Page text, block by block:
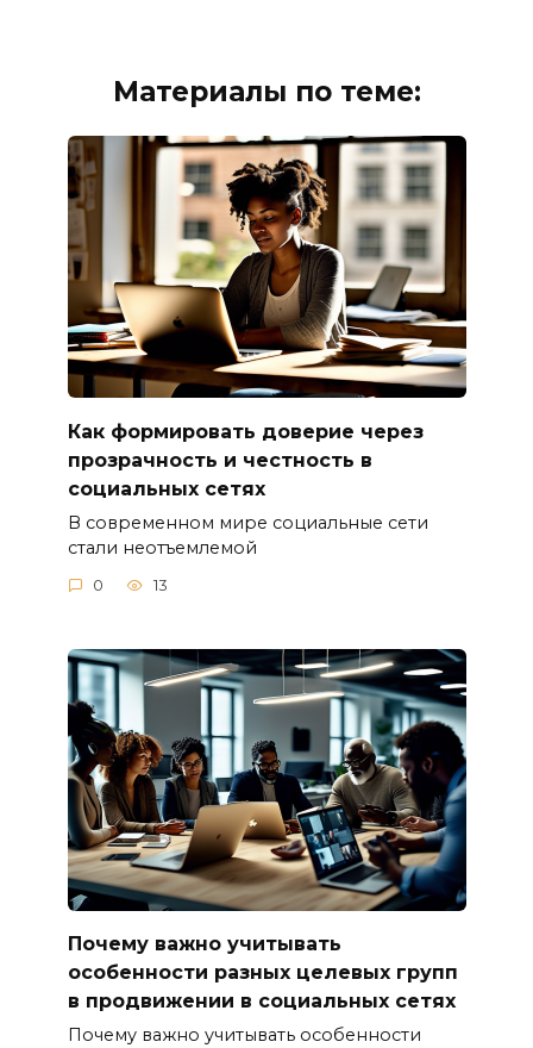
Материалы по теме:
Как формировать доверие через
прозрачность и честность в
социальных сетях
В современном мире социальные сети
стали неотъемлемой
0 13
Почему важно учитывать
особенности разных целевых групп
в продвижении в социальных сетях
Почему важно учитывать особенности